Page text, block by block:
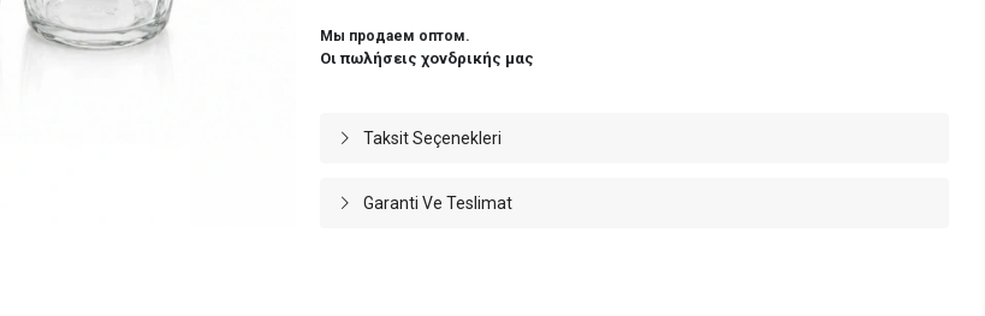
Мы продаем оптом.
Οι πωλήσεις χονδρικής μας
Taksit Seçenekleri
Garanti Ve Teslimat